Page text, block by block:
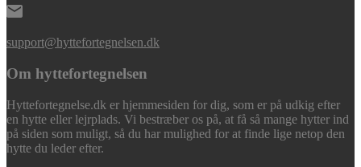
support@hyttefortegnelsen.dk
Om hyttefortegnelsen
Hyttefortegnelse.dk er hjemmesiden for dig, som er på udkig efter
en hytte eller lejrplads. Vi bestræber os på, at få så mange hytter ind
på siden som muligt, så du har mulighed for at finde lige netop den
hytte du leder efter.